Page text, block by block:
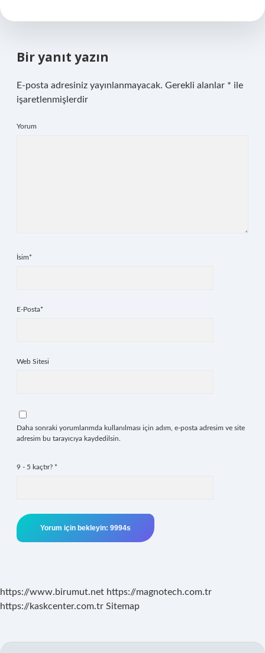
Bir yanıt yazın
E-posta adresiniz yayınlanmayacak. Gerekli alanlar * ile
işaretlenmişlerdir
Yorum
İsim*
E-Posta*
Web Sitesi
Daha sonraki yorumlarımda kullanılması için adım, e-posta adresim ve site
adresim bu tarayıcıya kaydedilsin.
9 - 5 kaçtır? *
https://www.birumut.net https://magnotech.com.tr
https://kaskcenter.com.tr Sitemap